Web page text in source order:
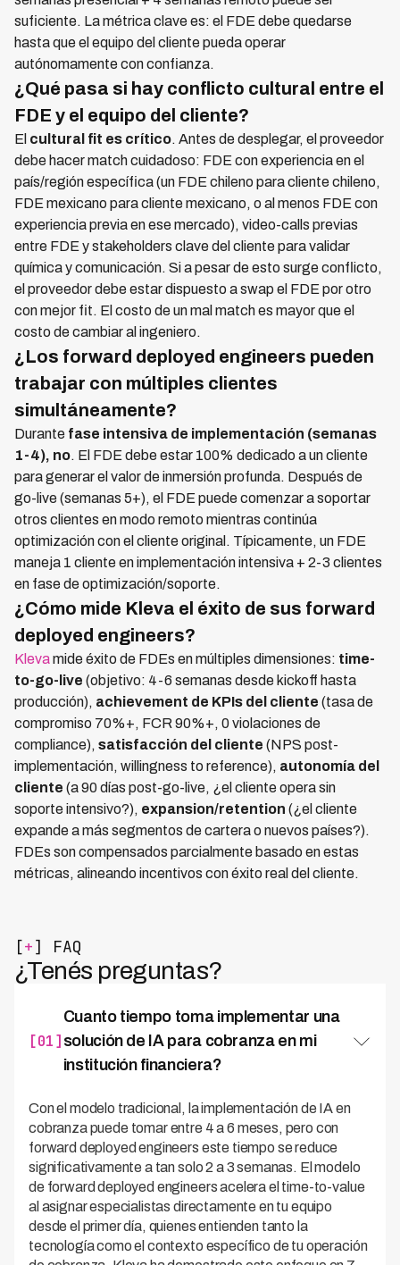
suficiente. La métrica clave es: el FDE debe quedarse
hasta que el equipo del cliente pueda operar
autónomamente con confianza.
¿Qué pasa si hay conflicto cultural entre el
FDE y el equipo del cliente?
El cultural fit es crítico. Antes de desplegar, el proveedor
debe hacer match cuidadoso: FDE con experiencia en el
país/región específica (un FDE chileno para cliente chileno,
FDE mexicano para cliente mexicano, o al menos FDE con
experiencia previa en ese mercado), video-calls previas
entre FDE y stakeholders clave del cliente para validar
química y comunicación. Si a pesar de esto surge conflicto,
el proveedor debe estar dispuesto a swap el FDE por otro
con mejor fit. El costo de un mal match es mayor que el
costo de cambiar al ingeniero.
¿Los forward deployed engineers pueden
trabajar con múltiples clientes
simultáneamente?
Durante fase intensiva de implementación (semanas
1-4), no. El FDE debe estar 100% dedicado a un cliente
para generar el valor de inmersión profunda. Después de
go-live (semanas 5+), el FDE puede comenzar a soportar
otros clientes en modo remoto mientras continúa
optimización con el cliente original. Típicamente, un FDE
maneja 1 cliente en implementación intensiva + 2-3 clientes
en fase de optimización/soporte.
¿Cómo mide Kleva el éxito de sus forward
deployed engineers?
Klevamide éxito de FDEs en múltiples dimensiones: time-
to-go-live (objetivo: 4-6 semanas desde kickoff hasta
producción), achievement de KPIs del cliente (tasa de
compromiso 70%+, FCR 90%+, 0 violaciones de
compliance), satisfacción del cliente (NPS post-
implementación, willingness to reference), autonomía del
cliente (a 90 días post-go-live, ¿el cliente opera sin
soporte intensivo?), expansion/retention (¿el cliente
expande a más segmentos de cartera o nuevos países?).
FDEs son compensados parcialmente basado en estas
métricas, alineando incentivos con éxito real del cliente.
[+] FAQ
¿Tenés preguntas?
[01]
Cuanto tiempo toma implementar una
solución de IA para cobranza en mi
institución financiera?
Con el modelo tradicional, la implementación de IA en
cobranza puede tomar entre 4 a 6 meses, pero con
forward deployed engineers este tiempo se reduce
significativamente a tan solo 2 a 3 semanas. El modelo
de forward deployed engineers acelera el time-to-value
al asignar especialistas directamente en tu equipo
desde el primer día, quienes entienden tanto la
tecnología como el contexto específico de tu operación